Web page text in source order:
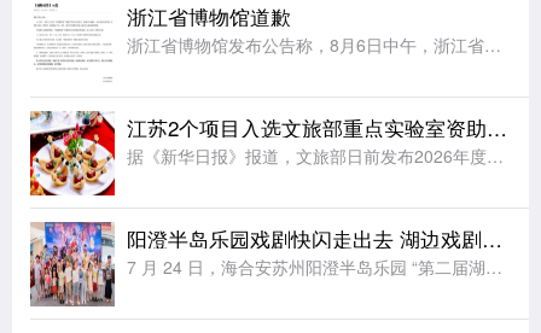
浙江省博物馆道歉
浙江省博物馆发布公告称，8月6日中午，浙江省博物馆之江馆区“再现圆明园”特展在预约核销过程中，因瞬时客流集中、现场核验衔接不畅，导致部分观众入场受阻、观展体验不佳，对此向受到影响的各位观众致以最诚挚的
江苏2个项目入选文旅部重点实验室资助项目立项名单
据《新华日报》报道，文旅部日前发布2026年度文旅部重点实验室资助项目立项名单，全国共有12个项目入选，来自江苏的2个项目位列其中。文旅部重点实验室资助项目是文旅部核心科研专项，重点支持实验室开展非遗
阳澄半岛乐园戏剧快闪走出去 湖边戏剧节解锁夏日文旅新玩法
7 月 24 日，海合安苏州阳澄半岛乐园 “第二届湖边戏剧节” 快闪活动登陆苏州工业园区，以行进式巡游搭配定点互动的创新形式，将非遗戏剧展演从乐园剧场延伸至城市公共空间，为市民带来零距离、沉浸式的传统